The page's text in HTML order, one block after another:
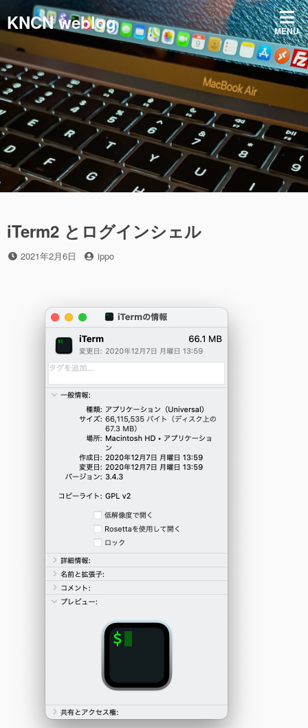
ン
ツ
へ
ス
キ
ッ
プ
KNCN weblog MENU
iTerm2 とログインシェル
投
2021年2月6日
投
ippo